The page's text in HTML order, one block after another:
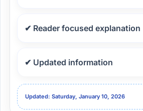
✔ Reader focused explanation
✔ Updated information
Updated: Saturday, January 10, 2026